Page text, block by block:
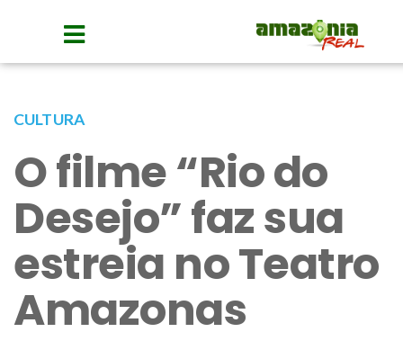
CULTURA
O filme “Rio do
Desejo” faz sua
estreia no Teatro
Amazonas